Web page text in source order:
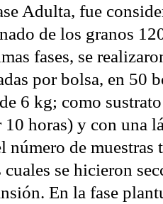
Adulta, fue
de los granos
fases, se
por bolsa, en 50
6 kg; como
horas) y con una
número de
cuales se hicieron
En la fase